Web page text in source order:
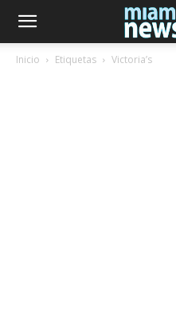
Inicio Etiquetas Victoria’s